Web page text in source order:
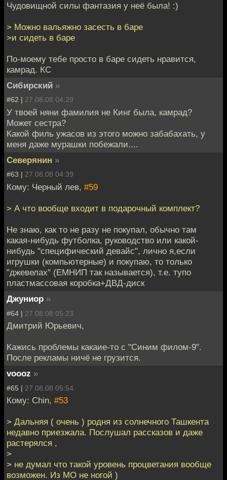
Чудовищной силы фантазия у неё была! :)
> Можно вальяжно засесть в баре
>и сидеть в баре
По-моему тебе просто в баре сидеть нравится,
камрад. КС
Сибирский »
#62 | 27.08.08 04:29
У твоей няни фамилия не Кинг была, камрад?
Может сестра?
Какой филь ужасов из этого можно забабахать, у
меня даже мурашки побежали....
Северянин »
#63 | 27.08.08 04:39
Кому: Черный лев, #59
> А что вообще входит в подарочный комплект?
Не знаю, как то не разу не покупал, обычно там
какая-нибудь футболка, руководство или какой-
нибудь "специфический девайс", лично я,если
игрушки (компьютерные) и покупаю, то только
"джевелах" (ЕМНИП так называется), т.е. тупо
пластмассовая коробка+ДВД-диск
Джуниор »
#64 | 27.08.08 05:23
Дмитрий Юрьевич,
Кажись проблемы какаие-то с "Синим филом-9".
После рекламы ничё не грузится.
voooz »
#65 | 27.08.08 05:54
Кому: Chin, #53
> Дальняя ( очень ) родня из солнечного Ташкента
недавно приезжала. Послушал рассказов и даже
растерялся ,
>
> не думал что такой уровень процветания вообще
возможен. Из МО не ногой )